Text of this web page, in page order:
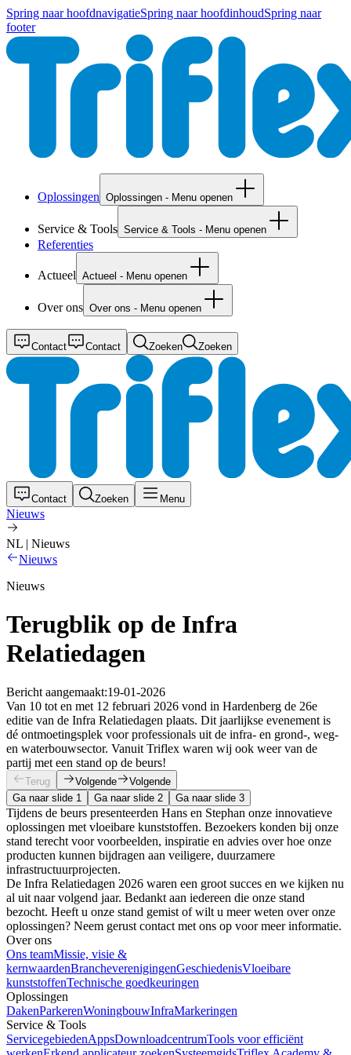
Spring naar hoofdnavigatieSpring naar hoofdinhoudSpring naar
footer
Oplossingen Oplossingen - Menu openen
Service & Tools Service & Tools - Menu openen
Referenties
Actueel Actueel - Menu openen
Over ons Over ons - Menu openen
Contact Contact Zoeken Zoeken
Contact Zoeken Menu
Nieuws
NL | Nieuws
Nieuws
Nieuws
Terugblik op de Infra
Relatiedagen
Bericht aangemaakt:19-01-2026
Van 10 tot en met 12 februari 2026 vond in Hardenberg de 26e
editie van de Infra Relatiedagen plaats. Dit jaarlijkse evenement is
dé ontmoetingsplek voor professionals uit de infra- en grond-, weg-
en waterbouwsector. Vanuit Triflex waren wij ook weer van de
partij met een stand op de beurs!
Terug Volgende
Volgende
Ga naar slide 1
Ga naar slide 2 Ga naar slide 3
Tijdens de beurs presenteerden Hans en Stephan onze innovatieve
oplossingen met vloeibare kunststoffen. Bezoekers konden bij onze
stand terecht voor voorbeelden, inspiratie en advies over hoe onze
producten kunnen bijdragen aan veiligere, duurzamere
infrastructuurprojecten.
De Infra Relatiedagen 2026 waren een groot succes en we kijken nu
al uit naar volgend jaar. Bedankt aan iedereen die onze stand
bezocht. Heeft u onze stand gemist of wilt u meer weten over onze
oplossingen? Neem gerust contact met ons op voor meer informatie.
Over ons
Ons teamMissie, visie &
kernwaardenBrancheverenigingenGeschiedenisVloeibare
kunststoffenTechnische goedkeuringen
Oplossingen
DakenParkerenWoningbouwInfraMarkeringen
Service & Tools
ServicegebiedenAppsDownloadcentrumTools voor efficiënt